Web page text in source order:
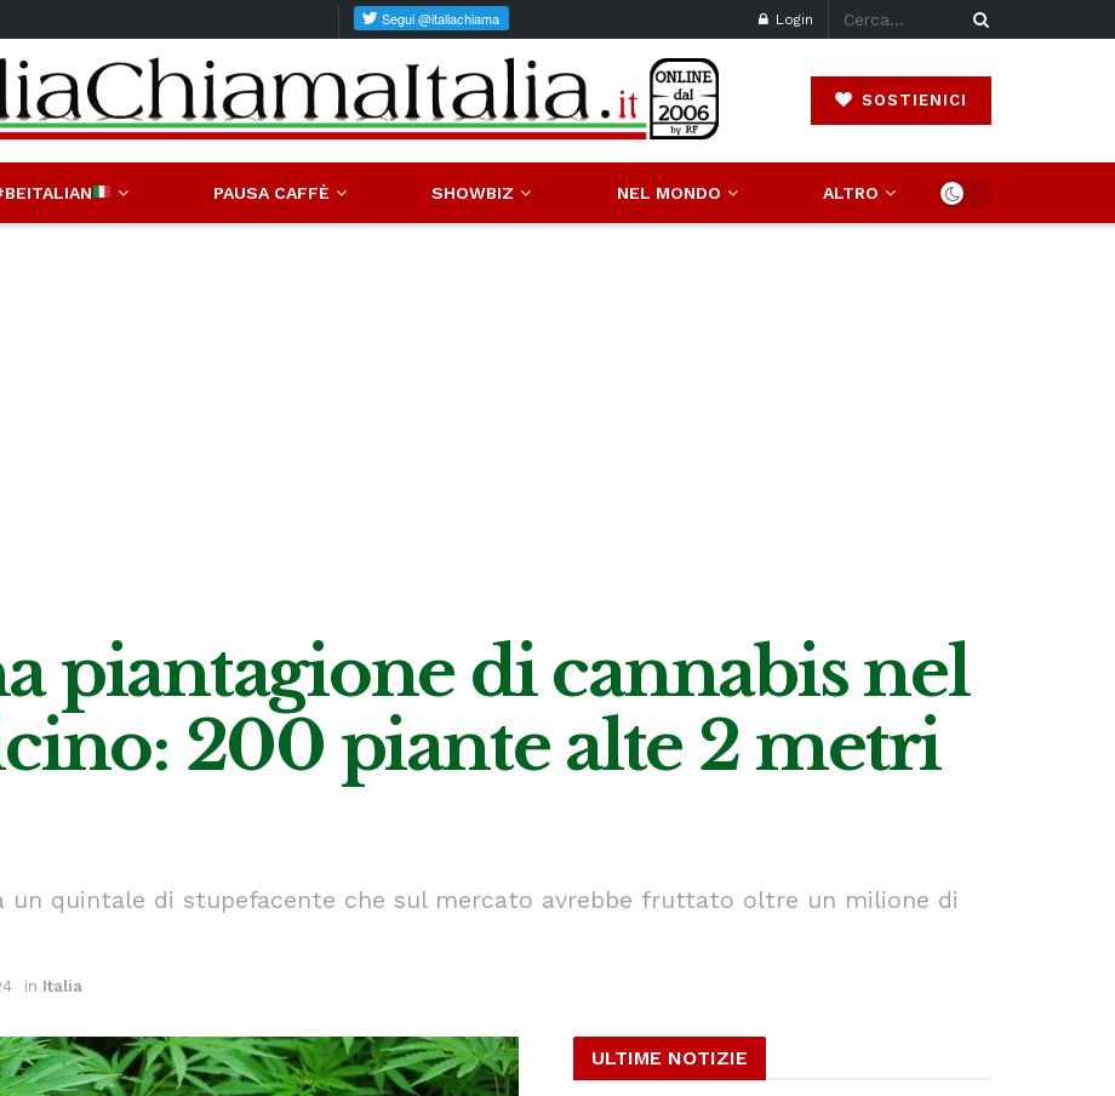
Login
SOSTIENICI
PAUSA CAFFÈ SHOWBIZ NEL MONDO ALTRO
piantagione di cannabis nel
200 piante alte 2 metri
quintale di stupefacente che sul mercato avrebbe fruttato oltre un milione di
in Italia
ULTIME NOTIZIE